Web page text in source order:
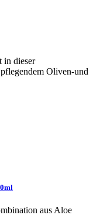
in dieser
Oliven-und
aus Aloe